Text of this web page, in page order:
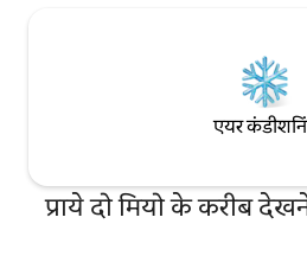
एयर
प्राये दो मियो के करीब